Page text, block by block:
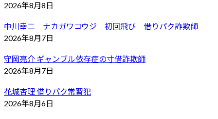
2026年8月8日
中川幸二 ナカガワコウジ 初回飛び 借りパク詐欺師
2026年8月7日
守岡亮介 ギャンブル依存症の寸借詐欺師
2026年8月7日
花城杏理 借りパク常習犯
2026年8月6日